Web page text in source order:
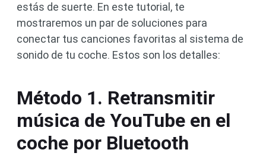
estás de suerte. En este tutorial, te
mostraremos un par de soluciones para
conectar tus canciones favoritas al sistema de
sonido de tu coche. Estos son los detalles:
Método 1. Retransmitir
música de YouTube en el
coche por Bluetooth